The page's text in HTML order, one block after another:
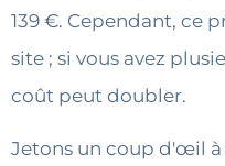
139 €. Cependant, ce
site ; si vous avez
coût peut doubler.
Jetons un coup d'œil à